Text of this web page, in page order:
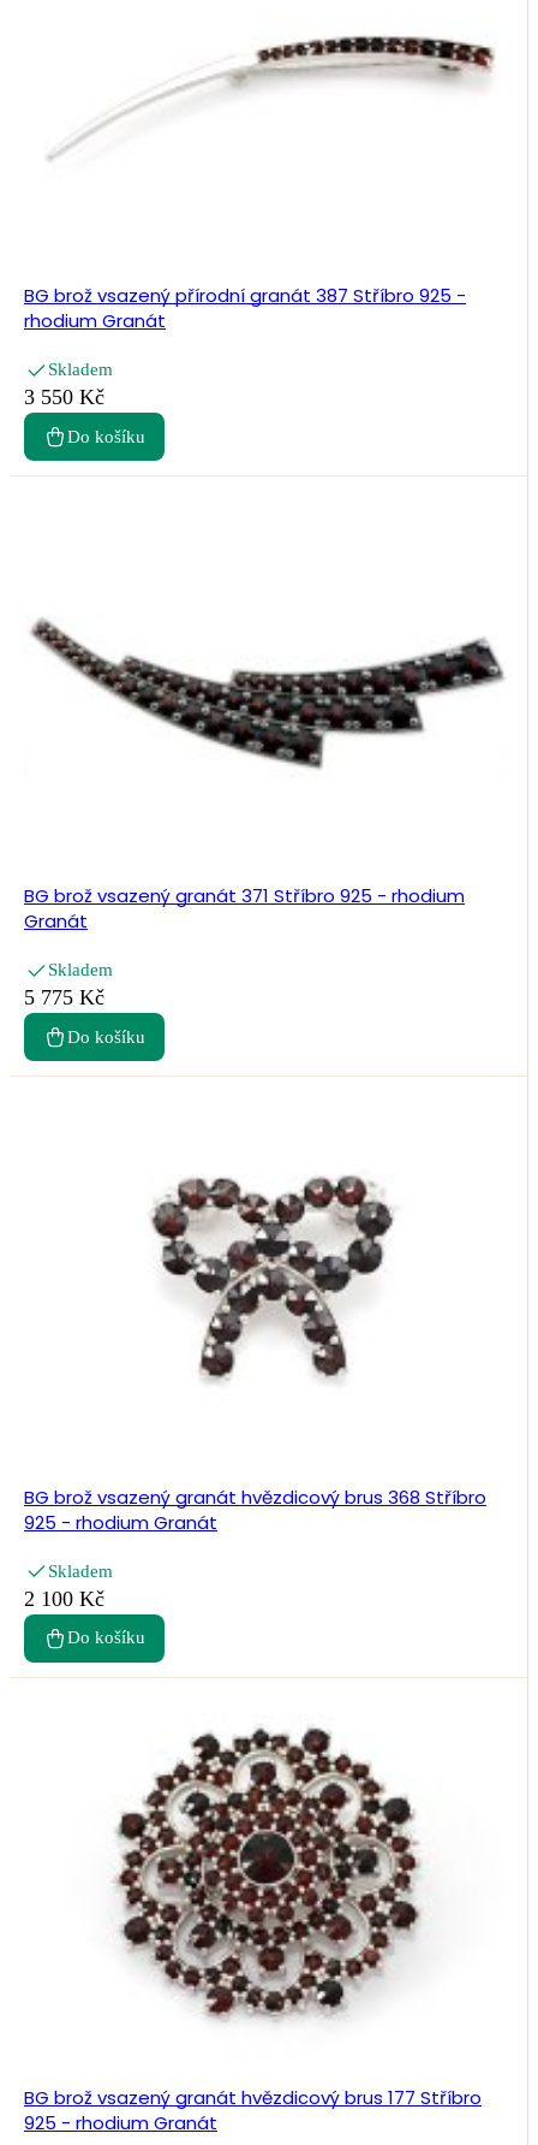
BG brož vsazený přírodní granát 387 Stříbro 925 -
rhodium Granát
Skladem
3 550 Kč
Do košíku
BG brož vsazený granát 371 Stříbro 925 - rhodium
Granát
Skladem
5 775 Kč
Do košíku
BG brož vsazený granát hvězdicový brus 368 Stříbro
925 - rhodium Granát
Skladem
2 100 Kč
Do košíku
BG brož vsazený granát hvězdicový brus 177 Stříbro
925 - rhodium Granát